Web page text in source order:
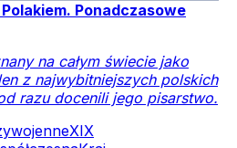
Ponadczasowe
na całym świecie jako
z najwybitniejszych polskich
razu docenili jego pisarstwo.
XIX